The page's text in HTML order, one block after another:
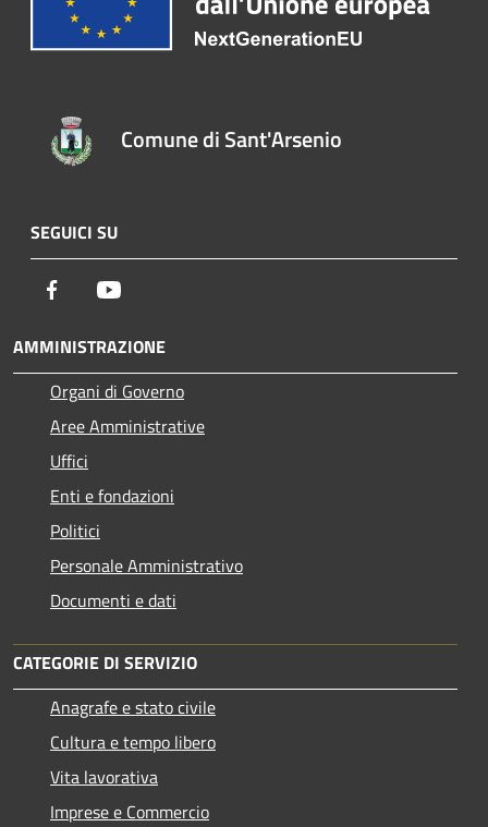
Comune di Sant'Arsenio
SEGUICI SU
Facebook
AMMINISTRAZIONE
Organi di Governo
Aree Amministrative
Uffici
Enti e fondazioni
Politici
Personale Amministrativo
Documenti e dati
CATEGORIE DI SERVIZIO
Anagrafe e stato civile
Cultura e tempo libero
Vita lavorativa
Imprese e Commercio